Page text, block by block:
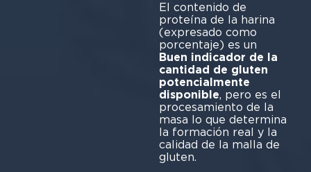
El contenido de
proteína de la harina
(expresado como
porcentaje) es un
Buen indicador de la
cantidad de gluten
potencialmente
disponible, pero es el
procesamiento de la
masa lo que determina
la formación real y la
calidad de la malla de
gluten.